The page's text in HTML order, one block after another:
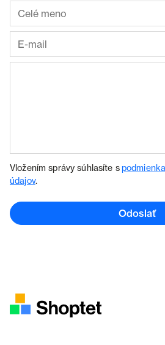
Vložením správy súhlasíte s
údajov.
Odoslať